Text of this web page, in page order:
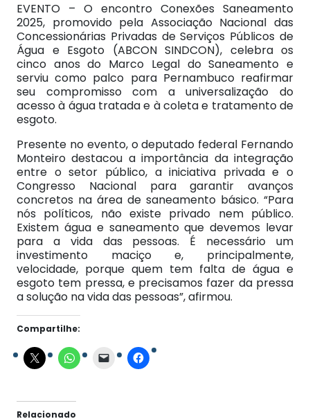
EVENTO – O encontro Conexões Saneamento
2025, promovido pela Associação Nacional das
Concessionárias Privadas de Serviços Públicos de
Água e Esgoto (ABCON SINDCON), celebra os
cinco anos do Marco Legal do Saneamento e
serviu como palco para Pernambuco reafirmar
seu compromisso com a universalização do
acesso à água tratada e à coleta e tratamento de
esgoto.
Presente no evento, o deputado federal Fernando
Monteiro destacou a importância da integração
entre o setor público, a iniciativa privada e o
Congresso Nacional para garantir avanços
concretos na área de saneamento básico. “Para
nós políticos, não existe privado nem público.
Existem água e saneamento que devemos levar
para a vida das pessoas. É necessário um
investimento maciço e, principalmente,
velocidade, porque quem tem falta de água e
esgoto tem pressa, e precisamos fazer da pressa
a solução na vida das pessoas”, afirmou.
Compartilhe:
Relacionado